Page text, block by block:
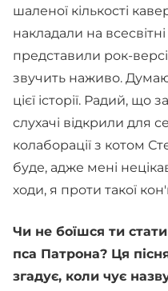
шаленої кількості
накладали на
представили рок-
звучить наживо.
цієї історії. Радий, що
слухачі відкрили для
колаборації з котом
буде, адже мені
ходи, я проти такої
Чи не боїшся ти
пса Патрона? Ця
згадує, коли чує